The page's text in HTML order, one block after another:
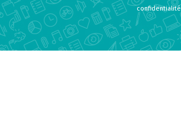
confidentialité